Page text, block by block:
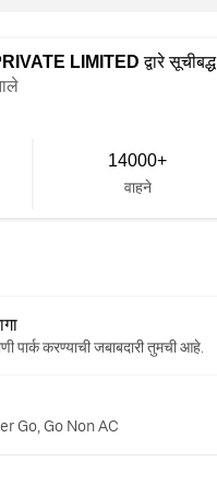
LIMITED द्वारे सूचीबद्ध
14000+
वाहने
पार्क करण्याची जबाबदारी तुमची आहे.
Go, Go Non AC